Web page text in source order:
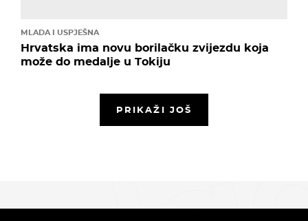
MLADA I USPJEŠNA
Hrvatska ima novu borilačku zvijezdu koja
može do medalje u Tokiju
PRIKAŽI JOŠ